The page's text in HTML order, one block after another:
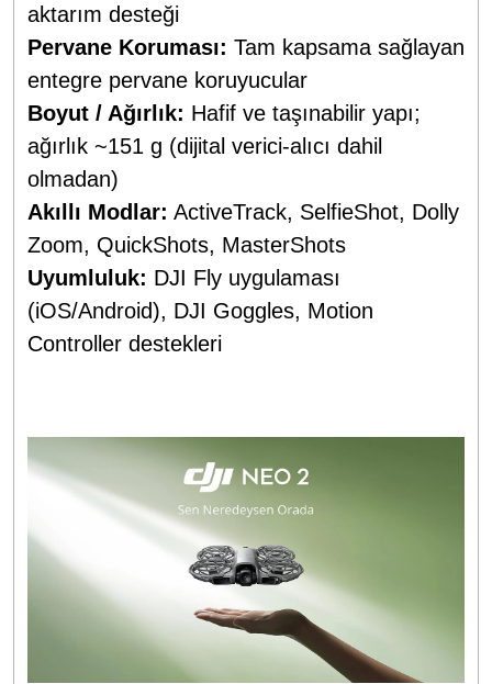
aktarım desteği
Pervane Koruması: Tam kapsama sağlayan
entegre pervane koruyucular
Boyut / Ağırlık: Hafif ve taşınabilir yapı;
ağırlık ~151 g (dijital verici-alıcı dahil
olmadan)
Akıllı Modlar: ActiveTrack, SelfieShot, Dolly
Zoom, QuickShots, MasterShots
Uyumluluk: DJI Fly uygulaması
(iOS/Android), DJI Goggles, Motion
Controller destekleri